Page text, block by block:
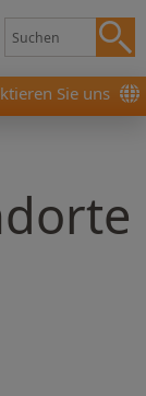
Sie uns